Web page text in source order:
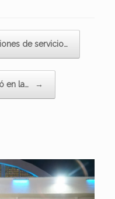
de servicio…
en la… →